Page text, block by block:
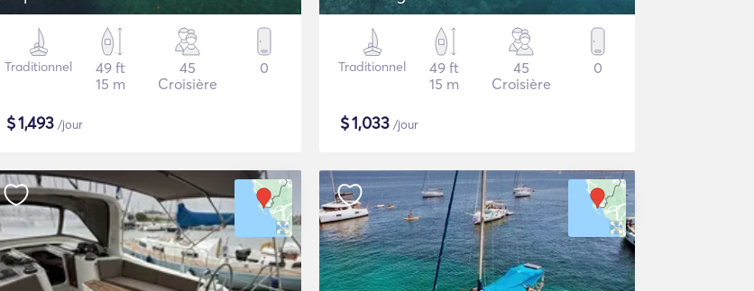
Traditionnel
49 ft
15 m
45
Croisière
0
$1,493 /jour
Traditionnel
49 ft
15 m
45
Croisière
0
$1,033 /jour